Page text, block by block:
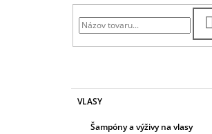
kategórie
KVLASY
Šampóny a výživy na vlasy